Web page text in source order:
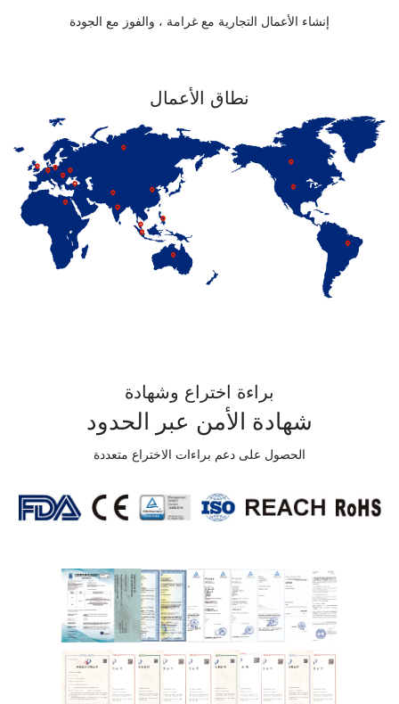
إنشاء الأعمال التجارية مع غرامة ، والفوز مع الجودة
نطاق الأعمال
براءة اختراع وشهادة
شهادة الأمن عبر الحدود
الحصول على دعم براءات الاختراع متعددة